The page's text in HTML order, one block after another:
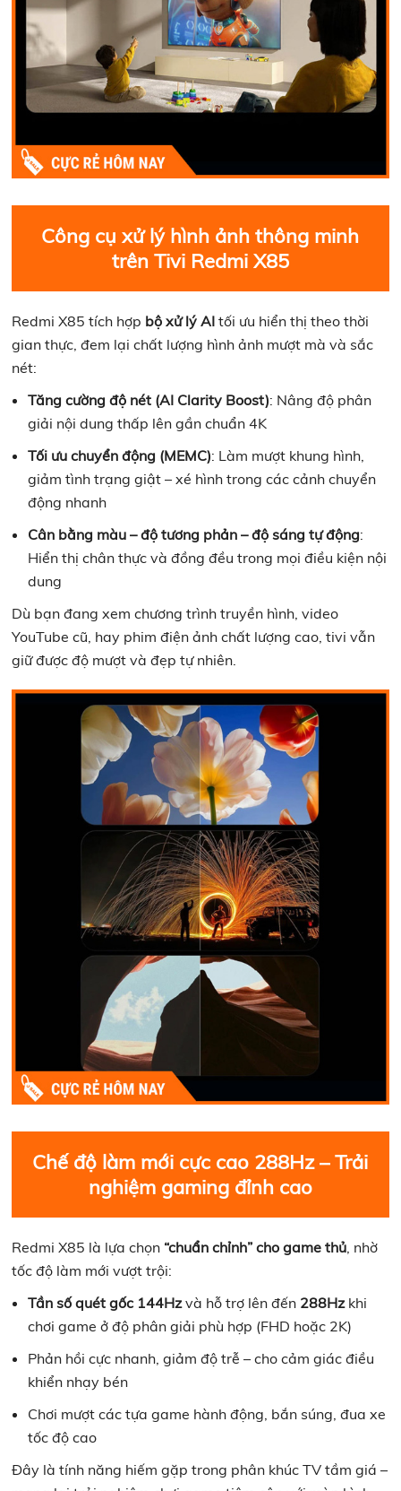
Công cụ xử lý hình ảnh thông minh
trên Tivi Redmi X85
Redmi X85 tích hợp bộ xử lý AI tối ưu hiển thị theo thời
gian thực, đem lại chất lượng hình ảnh mượt mà và sắc
nét:
Tăng cường độ nét (AI Clarity Boost): Nâng độ phân
giải nội dung thấp lên gần chuẩn 4K
Tối ưu chuyển động (MEMC): Làm mượt khung hình,
giảm tình trạng giật – xé hình trong các cảnh chuyển
động nhanh
Cân bằng màu – độ tương phản – độ sáng tự động:
Hiển thị chân thực và đồng đều trong mọi điều kiện nội
dung
Dù bạn đang xem chương trình truyền hình, video
YouTube cũ, hay phim điện ảnh chất lượng cao, tivi vẫn
giữ được độ mượt và đẹp tự nhiên.
Chế độ làm mới cực cao 288Hz – Trải
nghiệm gaming đỉnh cao
Redmi X85 là lựa chọn “chuẩn chỉnh” cho game thủ , nhờ
tốc độ làm mới vượt trội:
Tần số quét gốc 144Hzvà hỗ trợ lên đến 288Hzkhi
chơi game ở độ phân giải phù hợp (FHD hoặc 2K)
Phản hồi cực nhanh, giảm độ trễ – cho cảm giác điều
khiển nhạy bén
Chơi mượt các tựa game hành động, bắn súng, đua xe
tốc độ cao
Đây là tính năng hiếm gặp trong phân khúc TV tầm giá –